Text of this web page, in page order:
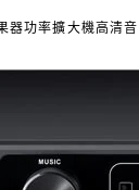
器功率擴大機高清